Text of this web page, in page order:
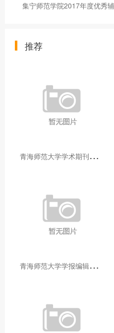
集宁师范学院2017年度优秀
推荐
青
海师范大学学术期刊两个专栏入选2025年青海省期刊重点专栏
青
海师范大学学报编辑部赴大通县城关镇上毛佰胜村开展帮扶慰问活动